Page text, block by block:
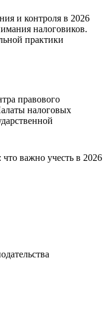
и контроля в 2026
налоговиков.
практики
правового
налоговых
важно учесть в 2026